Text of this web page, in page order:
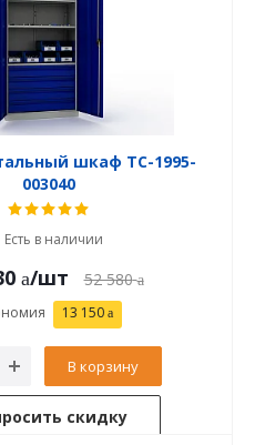
шкаф TC-1995-
003040
Есть в наличии
/шт 52 580
13 150
В корзину
скидку